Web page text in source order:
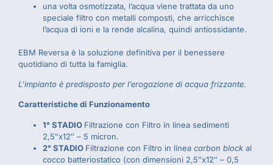
una volta osmotizzata, l’acqua viene trattata da uno
speciale filtro con metalli composti, che arricchisce
l’acqua di ioni e la rende alcalina, quindi antiossidante.
EBM Reversa è la soluzione definitiva per il benessere
quotidiano di tutta la famiglia.
L’impianto è predisposto per l’erogazione di acqua frizzante.
Caratteristiche di Funzionamento
1° STADIO Filtrazione con Filtro in linea sedimenti
2,5″x12″ – 5 micron.
2° STADIO Filtrazione con Filtro in linea carbon block al
cocco batteriostatico (con dimensioni 2,5″x12″ – 0,5